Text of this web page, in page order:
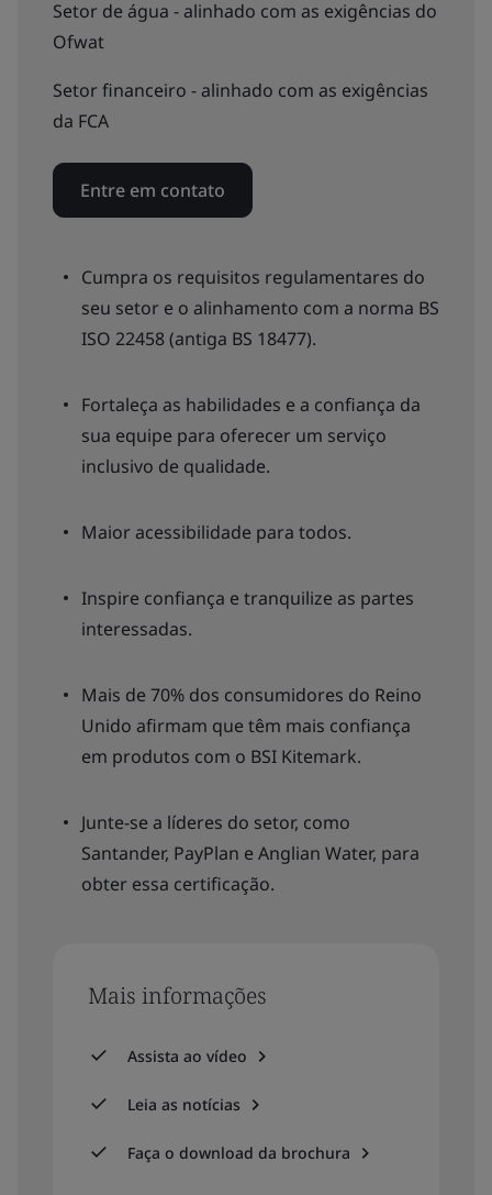
Setor de água - alinhado com as exigências do
Ofwat
Setor financeiro - alinhado com as exigências
da FCA
Entre em contato
Cumpra os requisitos regulamentares do
seu setor e o alinhamento com a norma BS
ISO 22458 (antiga BS 18477).
Fortaleça as habilidades e a confiança da
sua equipe para oferecer um serviço
inclusivo de qualidade.
Maior acessibilidade para todos.
Inspire confiança e tranquilize as partes
interessadas.
Mais de 70% dos consumidores do Reino
Unido afirmam que têm mais confiança
em produtos com o BSI Kitemark.
Junte-se a líderes do setor, como
Santander, PayPlan e Anglian Water, para
obter essa certificação.
Mais informações
Assista ao vídeo
Leia as notícias
Faça o download da brochura